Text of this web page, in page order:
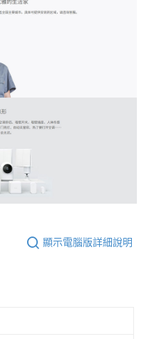
顯示電腦版詳細說明